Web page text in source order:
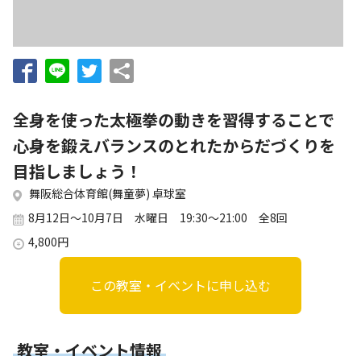
浜松スポーツ協会に関する
053-411-8686
メールフォームでのお問い合わせ
各教室・イベントページの問い合わせ先までお願いいたします。
全身を使った太極拳の動きを習得することで
心身を鍛えバランスのとれたからだづくりを
目指しましょう！
舞阪総合体育館(舞童夢) 卓球室
8月12日～10月7日 水曜日 19:30～21:00 全8回
4,800円
この教室・イベントに申し込む
教室・イベント情報